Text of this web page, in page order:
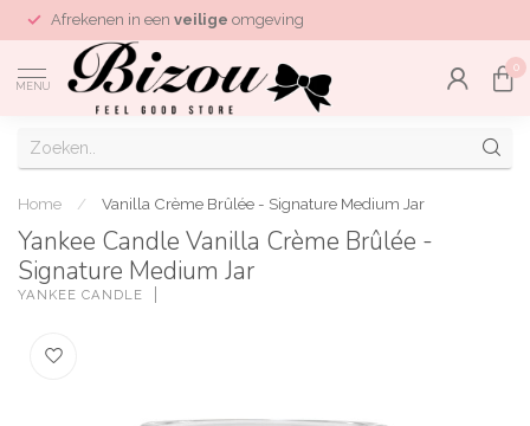
Afrekenen in een veilige omgeving
MENU
0
Home / Vanilla Crème Brûlée - Signature Medium Jar
Yankee Candle Vanilla Crème Brûlée -
Signature Medium Jar
YANKEE CANDLE